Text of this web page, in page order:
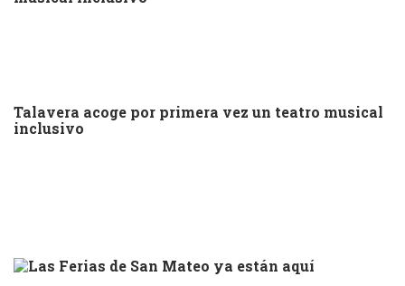
Talavera acoge por primera vez un teatro musical
inclusivo